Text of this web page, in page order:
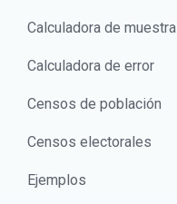
Calculadora de muestra
Calculadora de error
Censos de población
Censos electorales
Ejemplos